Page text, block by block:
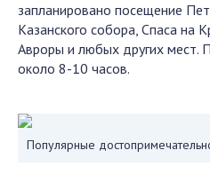
запланировано посещение
Казанского собора, Спаса на
Авроры и любых других мест.
около 8-10 часов.
Популярные